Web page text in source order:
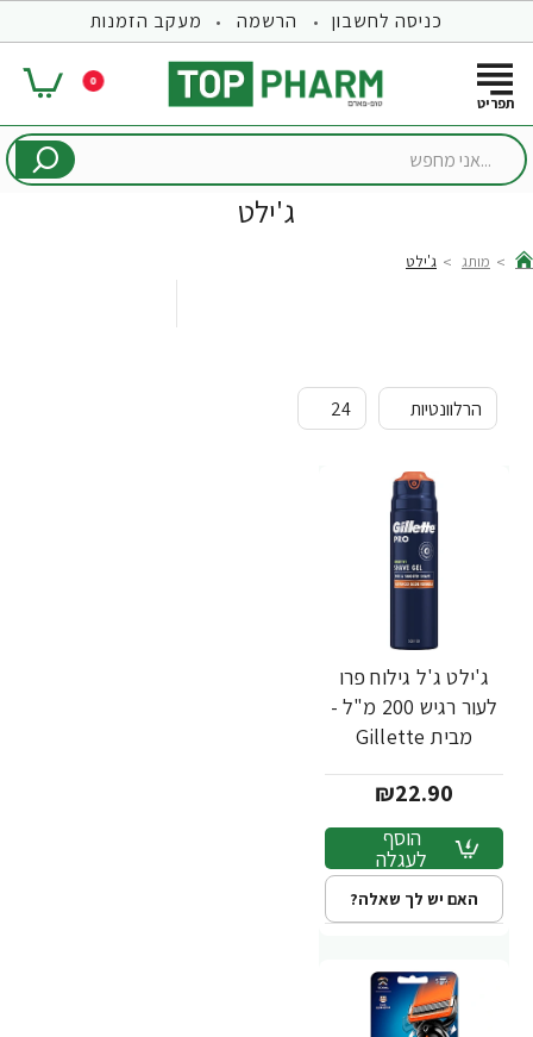
כניסה לחשבון הרשמה מעקב הזמנות
0
...אני
ג'ילט
מותג ג'ילט
ג'ילט ג'ל גילוח פרו
לעור רגיש 200 מ"ל -
מבית Gillette
₪22.90
הוסף
לעגלה
האם יש לך שאלה?